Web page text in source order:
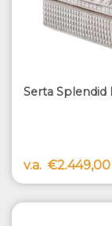
Serta Splendid
v.a. €2.449,00